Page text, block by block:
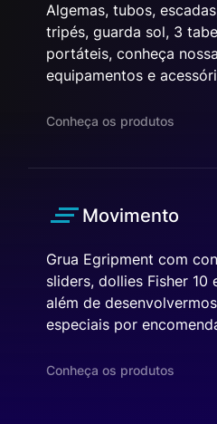
Algemas, tubos,
tripés, guarda sol, 3
portáteis, conheça
equipamentos e
Conheça os produtos
Movimento
Grua Egripment com
sliders, dollies Fisher 10
além de
especiais por
Conheça os produtos